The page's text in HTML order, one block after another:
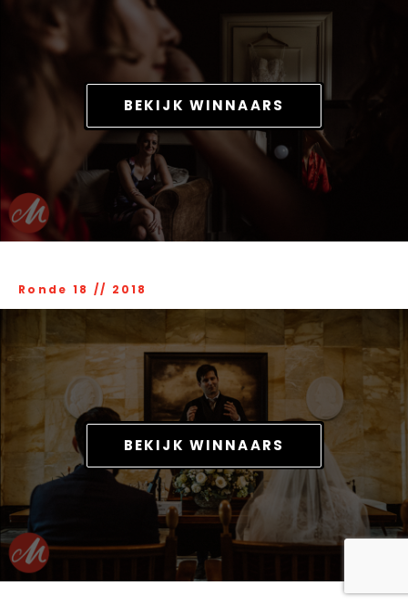
BEKIJK WINNAARS
Ronde 18 // 2018
BEKIJK WINNAARS